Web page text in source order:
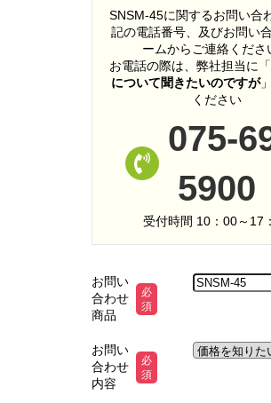
SNSM-45に関するお問い合
記の電話番号、及びお問い
ームからご連絡くださ
お電話の際は、弊社担当に「
について聞きたいのですが
ください
075-
5900
受付時間 10：00～17
お問い
合わせ
商品
必
須
お問い
合わせ
内容
必
須